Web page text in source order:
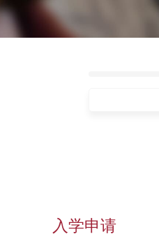
入学申请